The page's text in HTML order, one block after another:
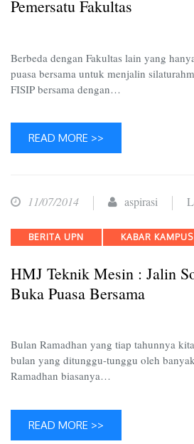
Pemersatu Fakultas
Berbeda dengan Fakultas lain yang
puasa bersama untuk menjalin
FISIP bersama dengan…
READ MORE >>
11/07/2014 aspirasi
Categories
BERITA UPN KABAR KAMPUS
HMJ Teknik Mesin : Jalin
Buka Puasa Bersama
Bulan Ramadhan yang tiap tahunnya
bulan yang ditunggu-tunggu oleh
Ramadhan biasanya…
READ MORE >>